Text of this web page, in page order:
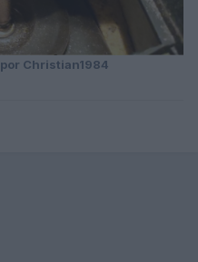
por Christian1984